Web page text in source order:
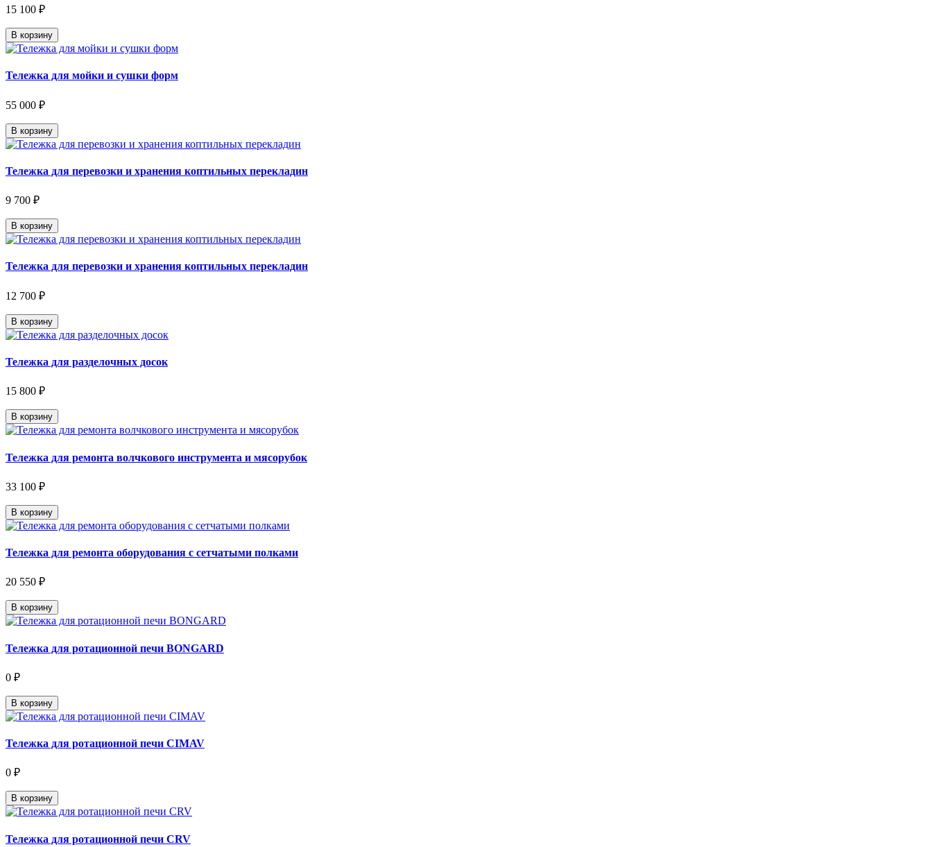
15 100 ₽
В корзину
Тележка для мойки и сушки форм
55 000 ₽
В корзину
Тележка для перевозки и хранения коптильных перекладин
9 700 ₽
В корзину
Тележка для перевозки и хранения коптильных перекладин
12 700 ₽
В корзину
Тележка для разделочных досок
15 800 ₽
В корзину
Тележка для ремонта волчкового инструмента и мясорубок
33 100 ₽
В корзину
Тележка для ремонта оборудования с сетчатыми полками
20 550 ₽
В корзину
Тележка для ротационной печи BONGARD
0 ₽
В корзину
Тележка для ротационной печи CIMAV
0 ₽
В корзину
Тележка для ротационной печи CRV